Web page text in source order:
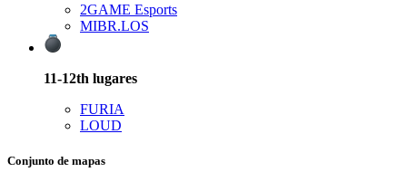
2GAME Esports
MIBR.LOS
11-12th lugares
FURIA
LOUD
Conjunto de mapas